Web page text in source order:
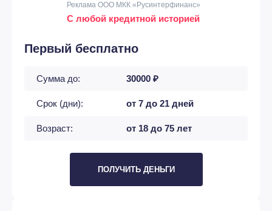
Реклама ООО МКК «Русинтерфинанс»
С любой кредитной историей
Первый бесплатно
Сумма до: 30000 ₽
Срок (дни): от 7 до 21 дней
Возраст: от 18 до 75 лет
ПОЛУЧИТЬ ДЕНЬГИ